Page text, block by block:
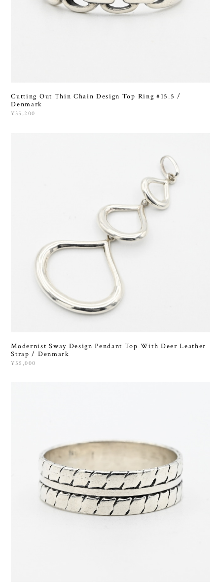
Cutting Out Thin Chain Design Top Ring #15.5 /
Denmark
¥35,200
Modernist Sway Design Pendant Top With Deer Leather
Strap / Denmark
¥55,000